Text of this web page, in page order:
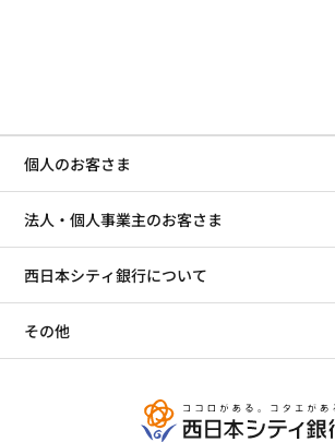
個人のお客さま
法人・個人事業主のお客さま
西日本シティ銀行について
その他